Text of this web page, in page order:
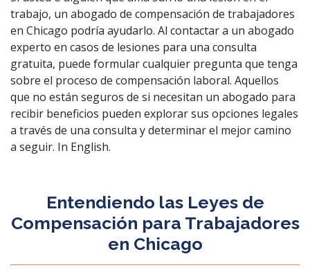
trabajo, un abogado de compensación de trabajadores
en Chicago podría ayudarlo. Al contactar a un abogado
experto en casos de lesiones para una consulta
gratuita, puede formular cualquier pregunta que tenga
sobre el proceso de compensación laboral. Aquellos
que no están seguros de si necesitan un abogado para
recibir beneficios pueden explorar sus opciones legales
a través de una consulta y determinar el mejor camino
a seguir. In English.
Entendiendo las Leyes de
Compensación para Trabajadores
en Chicago